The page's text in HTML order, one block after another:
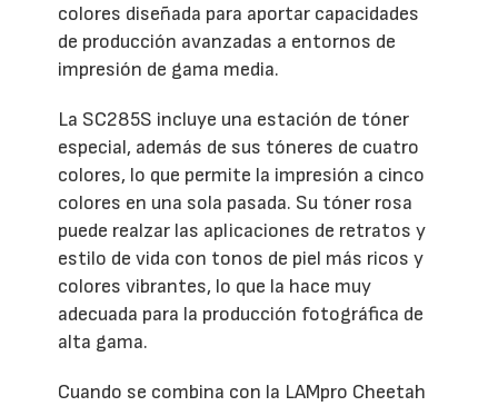
colores diseñada para aportar capacidades
de producción avanzadas a entornos de
impresión de gama media.
La SC285S incluye una estación de tóner
especial, además de sus tóneres de cuatro
colores, lo que permite la impresión a cinco
colores en una sola pasada. Su tóner rosa
puede realzar las aplicaciones de retratos y
estilo de vida con tonos de piel más ricos y
colores vibrantes, lo que la hace muy
adecuada para la producción fotográfica de
alta gama.
Cuando se combina con la LAMpro Cheetah